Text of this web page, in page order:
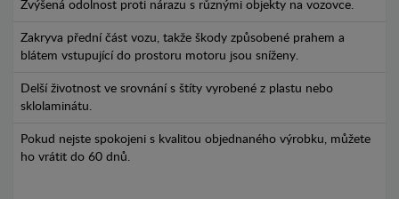
Zvýšená odolnost proti nárazu s různými objekty na vozovce.
Zakryva přední část vozu, takže škody způsobené prahem a
blátem vstupující do prostoru motoru jsou sníženy.
Delší životnost ve srovnání s štíty vyrobené z plastu nebo
sklolaminátu.
Pokud nejste spokojeni s kvalitou objednaného výrobku, můžete
ho vrátit do 60 dnů.